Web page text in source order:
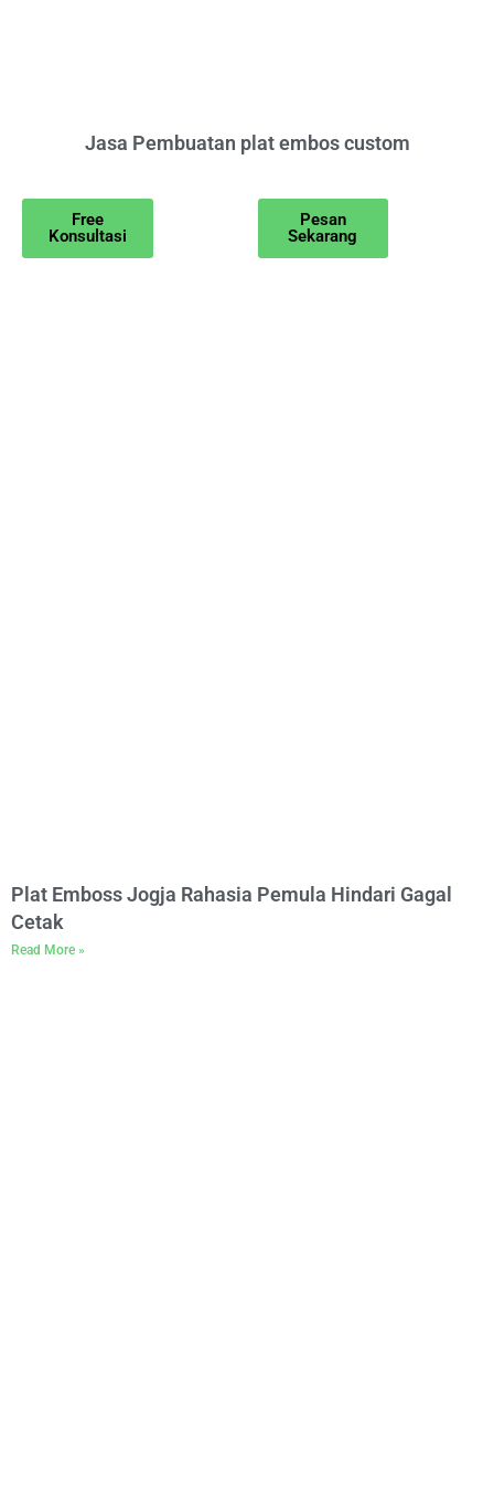
Jasa Pembuatan plat embos custom
Free
Konsultasi
Pesan
Sekarang
Plat Emboss Jogja Rahasia Pemula Hindari Gagal
Cetak
Read More »